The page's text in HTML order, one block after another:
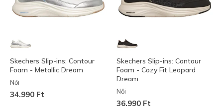
Skechers Slip-ins: Contour
Foam - Metallic Dream
Női
34.990 Ft
Skechers Slip-ins: Contour
Foam - Cozy Fit Leopard
Dream
Női
36.990 Ft